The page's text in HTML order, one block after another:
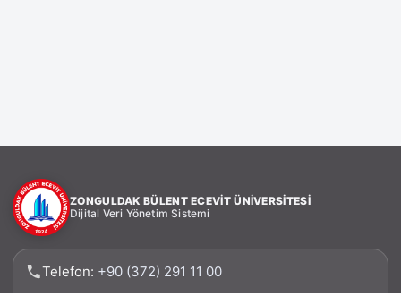
ZONGULDAK BÜLENT ECEVİT ÜNİVERSİTESİ
Dijital Veri Yönetim Sistemi
Telefon: +90 (372) 291 11 00